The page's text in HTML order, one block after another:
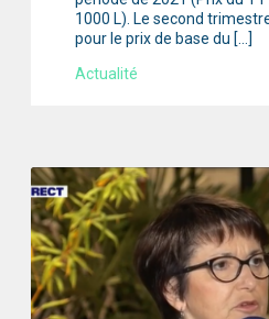
1000 L). Le second
pour le prix de base du […]
Actualité